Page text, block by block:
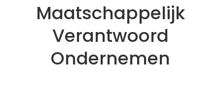
Maatschappelijk
Verantwoord
Ondernemen